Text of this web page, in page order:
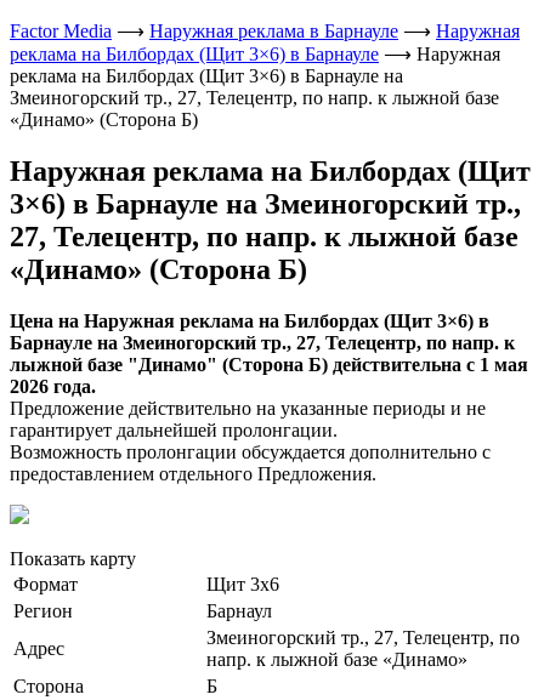
Factor Media ⟶ Наружная реклама в Барнауле ⟶ Наружная
реклама на Билбордах (Щит 3×6) в Барнауле ⟶ Наружная
реклама на Билбордах (Щит 3×6) в Барнауле на
Змеиногорский тр., 27, Телецентр, по напр. к лыжной базе
«Динамо» (Сторона Б)
Наружная реклама на Билбордах (Щит
3×6) в Барнауле на Змеиногорский тр.,
27, Телецентр, по напр. к лыжной базе
«Динамо» (Сторона Б)
Цена на Наружная реклама на Билбордах (Щит 3×6) в
Барнауле на Змеиногорский тр., 27, Телецентр, по напр. к
лыжной базе "Динамо" (Сторона Б) действительна с 1 мая
2026 года.
Предложение действительно на указанные периоды и не
гарантирует дальнейшей пролонгации.
Возможность пролонгации обсуждается дополнительно с
предоставлением отдельного Предложения.
Показать карту
Формат
Щит 3х6
Регион
Барнаул
Адрес
Змеиногорский тр., 27, Телецентр, по
напр. к лыжной базе «Динамо»
Сторона
Б